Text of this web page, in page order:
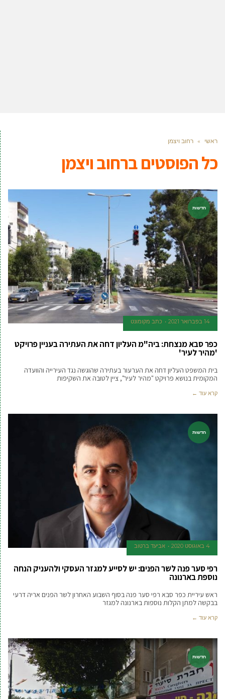
ראשי » רחוב ויצמן
כל הפוסטים ברחוב ויצמן
חדשות
14 בפברואר 2021 כתב מקומונט
כפר סבא מנצחת: ביה"מ העליון דחה את העתירה בעניין פרויקט
'מהיר לעיר'
בית המשפט העליון דחה את הערעור בעתירה שהוגשה נגד העירייה והוועדה
המקומית בנושא פרויקט "מהיר לעיר", ציין לטובה את השקיפות
קרא עוד ←
חדשות
4 באוגוסט 2020 אביעד ברטוב
רפי סער פנה לשר הפנים: יש לסייע למגזר העסקי ולהעניק הנחה
נוספת בארנונה
ראש עיריית כפר סבא רפי סער פנה בסוף השבוע האחרון לשר הפנים אריה דרעי
בבקשה למתן הקלות נוספות בארנונה למגזר
קרא עוד ←
חדשות